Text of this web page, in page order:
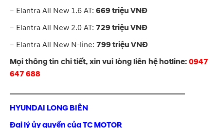
– Elantra All New 1.6 AT: 669 triệu VNĐ
– Elantra All New 2.0 AT: 729 triệu VNĐ
– Elantra All New N-line: 799 triệu VNĐ
Mọi thông tin chi tiết, xin vui lòng liên hệ hotline: 0947
647 688
HYUNDAI LONG BIÊN
Đại lý ủy quyền của TC MOTOR